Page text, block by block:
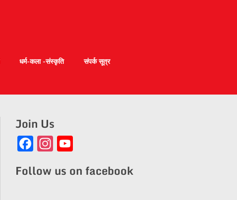
धर्म-कला -संस्कृति
संपर्क सूत्र
Join Us
Facebook
Instagram
Follow us on facebook